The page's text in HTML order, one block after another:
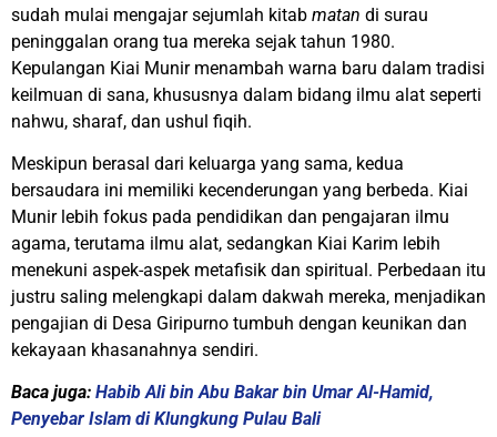
sudah mulai mengajar sejumlah kitab matan di surau
peninggalan orang tua mereka sejak tahun 1980.
Kepulangan Kiai Munir menambah warna baru dalam tradisi
keilmuan di sana, khususnya dalam bidang ilmu alat seperti
nahwu, sharaf, dan ushul fiqih.
Meskipun berasal dari keluarga yang sama, kedua
bersaudara ini memiliki kecenderungan yang berbeda. Kiai
Munir lebih fokus pada pendidikan dan pengajaran ilmu
agama, terutama ilmu alat, sedangkan Kiai Karim lebih
menekuni aspek-aspek metafisik dan spiritual. Perbedaan itu
justru saling melengkapi dalam dakwah mereka, menjadikan
pengajian di Desa Giripurno tumbuh dengan keunikan dan
kekayaan khasanahnya sendiri.
Baca juga: Habib Ali bin Abu Bakar bin Umar Al-Hamid,
Penyebar Islam di Klungkung Pulau Bali